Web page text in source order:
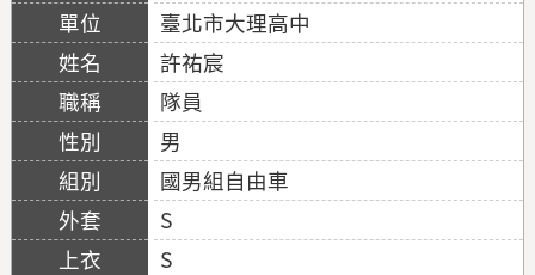
臺北市大理高中
許祐宸
隊員
男
國男組自由車
S
S